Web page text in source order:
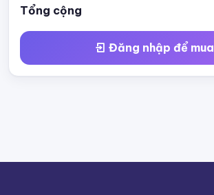
Tổng cộng
Đăng nhập để mua